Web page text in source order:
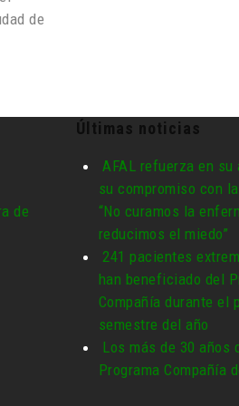
de
de
Últimas noticias
AFAL refuerza en su
su compromiso con
“No curamos la
reducimos el miedo”
241 pacientes
han beneficiado del
Compañía durante el
semestre del año
Los más de 30 años
Programa Compañía